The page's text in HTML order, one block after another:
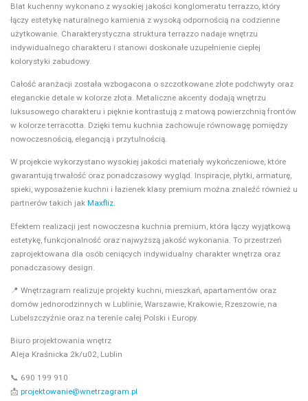
Blat kuchenny wykonano z wysokiej jakości konglomeratu terrazzo, który
łączy estetykę naturalnego kamienia z wysoką odpornością na codzienne
użytkowanie. Charakterystyczna struktura terrazzo nadaje wnętrzu
indywidualnego charakteru i stanowi doskonałe uzupełnienie ciepłej
kolorystyki zabudowy.
Całość aranżacji została wzbogacona o szczotkowane złote podchwyty oraz
eleganckie detale w kolorze złota. Metaliczne akcenty dodają wnętrzu
luksusowego charakteru i pięknie kontrastują z matową powierzchnią frontów
w kolorze terracotta. Dzięki temu kuchnia zachowuje równowagę pomiędzy
nowoczesnością, elegancją i przytulnością.
W projekcie wykorzystano wysokiej jakości materiały wykończeniowe, które
gwarantują trwałość oraz ponadczasowy wygląd. Inspiracje, płytki, armaturę,
spieki, wyposażenie kuchni i łazienek klasy premium można znaleźć również u
partnerów takich jak Maxfliz.
Efektem realizacji jest nowoczesna kuchnia premium, która łączy wyjątkową
estetykę, funkcjonalność oraz najwyższą jakość wykonania. To przestrzeń
zaprojektowana dla osób ceniących indywidualny charakter wnętrza oraz
ponadczasowy design.
📍 Wnętrzagram realizuje projekty kuchni, mieszkań, apartamentów oraz
domów jednorodzinnych w Lublinie, Warszawie, Krakowie, Rzeszowie, na
Lubelszczyźnie oraz na terenie całej Polski i Europy.
Biuro projektowania wnętrz
Aleja Kraśnicka 2k/u02, Lublin
📞 690 199 910
📩 projektowanie@wnetrzagram.pl